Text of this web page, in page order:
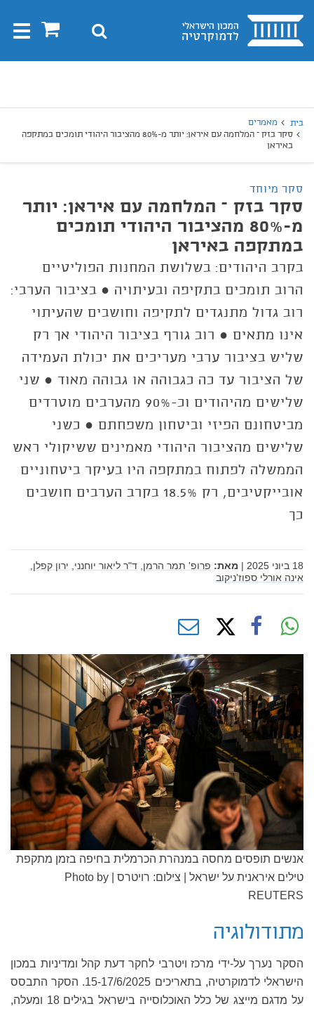
בית 0 חיפוש
בית
מאמרים
סקר בזק – המלחמה עם איראן: יותר מ-80% מהציבור היהודי תומכים במתקפה
באיראן
סקר מיוחד
סקר בזק – המלחמה עם איראן: יותר
מ-80% מהציבור היהודי תומכים
במתקפה באיראן
בקרב היהודים: בשלושת המחנות הפוליטיים
הרוב תומכים בתקיפה ובעיתויה ● בציבור הערבי:
רוב גדול מתנגדים לתקיפה וחושבים שהעיתוי
אינו מתאים ● רוב גורף בציבור היהודי אך רק
שליש בציבור ערבי מעריכים את יכולת העמידה
של הציבור עד כה כגבוהה או גבוהה מאוד ● שני
שלישים מהיהודים וכ-90% מהערבים מוטרדים
מביטחונם הפיזי וביטחון משפחתם ● כשני
שלישים מהציבור היהודי מאמינים ששיקולי ראש
הממשלה לפתוח במתקפה היו בעיקר ביטחוניים
אובייקטיבים, רק 18.5% בקרב הערבים חושבים
כך
18 ביוני 2025 | מאת: פרופ' תמר הרמן, ד"ר ליאור יוחנני,
ירון קפלן,
אינה אורלי ספוז'ניקוב
אנשים תופסים מחסה במנהרת הכרמלית בחיפה בזמן מתקפת
טילים איראנית על ישראל | צילום: רויטרס | Photo by
REUTERS
מתודולוגיה
הסקר נערך על-ידי מרכז ויטרבי לחקר דעת קהל ומדיניות במכון
הישראלי לדמוקרטיה, בתאריכים 15-17/6/2025. הסקר התבסס
על מדגם מייצג של כלל האוכלוסייה בישראל בגילים 18 ומעלה,